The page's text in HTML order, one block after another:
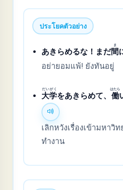
ประโยคตัวอย่าง
あきらめるな！まだ間
ま
อย่ายอมแพ้! ยังทันอยู่
大
だい
学
がく
をあきらめて、 働
はたら
เลิกหวังเรื่องเข้ามหาวิ
ทำงาน